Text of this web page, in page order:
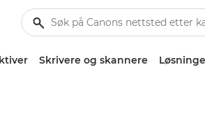
Skrivere og skannere